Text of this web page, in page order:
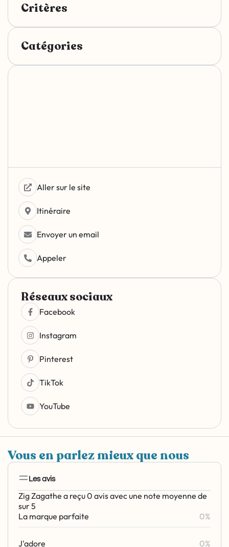
Critères
Catégories
Aller sur le site
Itinéraire
Envoyer un email
Appeler
Réseaux sociaux
Facebook
Instagram
Pinterest
TikTok
YouTube
Vous en parlez mieux que nous
Les avis
Zig Zagathe a reçu 0 avis avec une note moyenne de
sur 5
La marque parfaite
0%
J'adore 0%